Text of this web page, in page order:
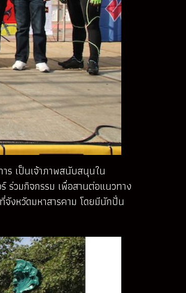
ร เป็นเจ้าภาพสนับสนุนใน
ร่วมกิจกรรม เพื่อสานต่อแนวทาง
จังหวัดมหาสารคาม โดยมีนักปั่น